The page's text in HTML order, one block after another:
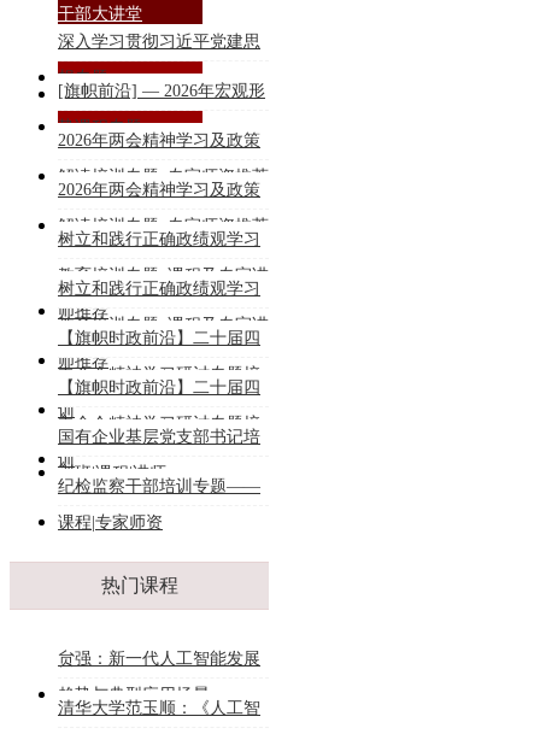
干部大讲堂
联系我们
深入学习贯彻习近平党建思
想专题
[旗帜前沿] — 2026年宏观形
势课程专题
2026年两会精神学习及政策
解读培训专题_专家师资推荐
2026年两会精神学习及政策
解读培训专题_专家师资推荐
树立和践行正确政绩观学习
教育培训专题_课程及专家讲
师推荐
树立和践行正确政绩观学习
教育培训专题_课程及专家讲
师推荐
【旗帜时政前沿】二十届四
中全会精神学习研讨专题培
训
【旗帜时政前沿】二十届四
中全会精神学习研讨专题培
训
国有企业基层党支部书记培
训班|课程|讲师
纪检监察干部培训专题——
课程|专家师资
热门课程
贠强：新一代人工智能发展
趋势与典型应用场景
清华大学范玉顺：《人工智